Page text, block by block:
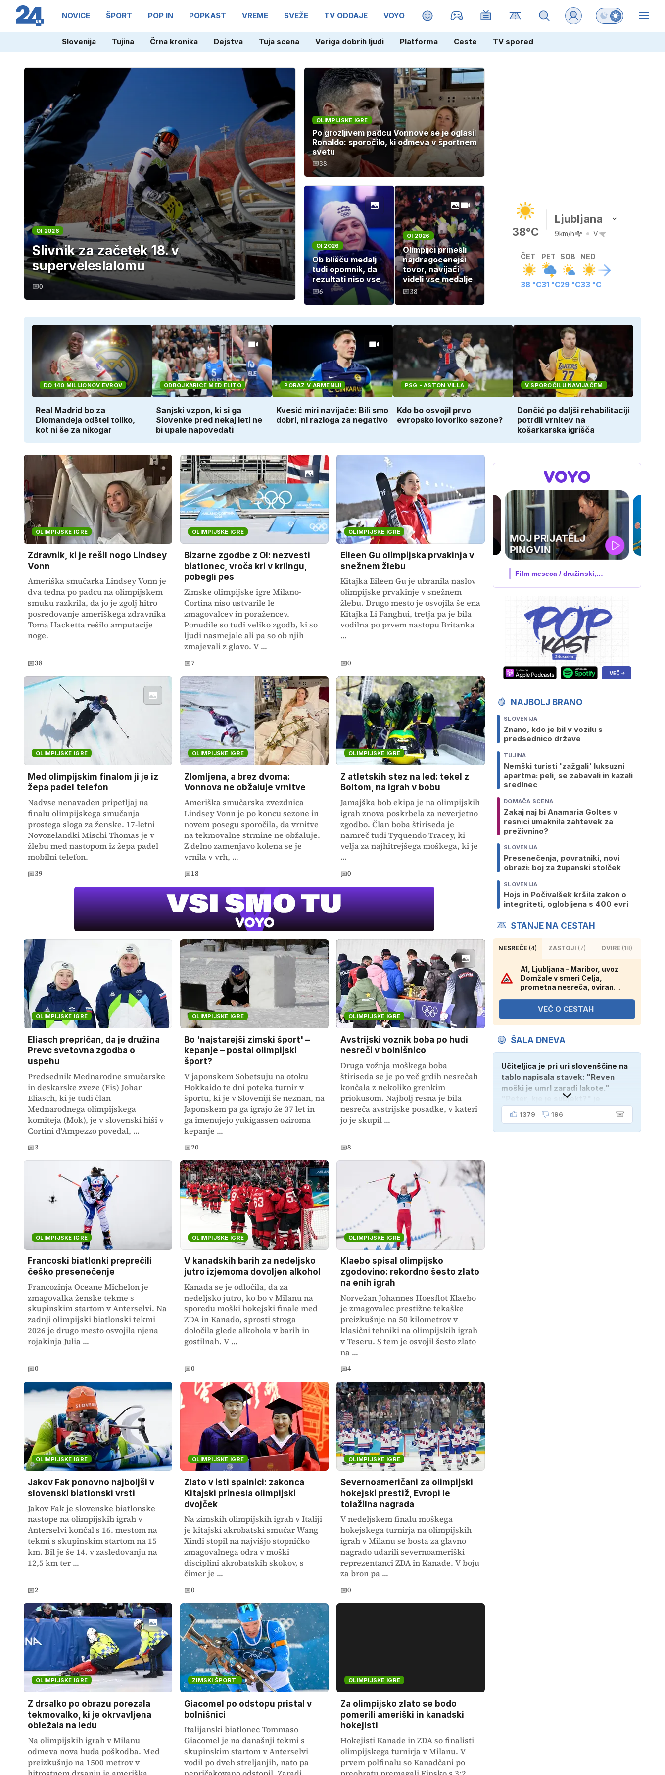
NOVICE ŠPORT POP IN POPKAST VREME SVEŽE TV ODDAJE VOYO MAGAZIN Preklopi barvni
Slovenija Tujina Črna kronika Dejstva Tuja scena Veriga dobrih ljudi Platforma Ceste TV spored
OI 2026
Slivnik za začetek 18. v
superveleslalomu
0
OLIMPIJSKE IGRE
Po grozljivem padcu Vonnove se je oglasil
Ronaldo: sporočilo, ki odmeva v športnem
svetu
38
OI 2026
Ob blišču medalj
tudi opomnik, da
rezultati niso vse
6
OI 2026
Olimpijci prinesli
najdragocenejši
tovor, navijači
videli vse medalje
38
38°C
Ljubljana
9km/h V
ČET
38 °C
PET
31 °C
SOB
29 °C
NED
33 °C
DO 140 MILIJONOV EVROV
Real Madrid bo za
Diomandeja odštel toliko,
kot ni še za nikogar
ODBOJKARICE MED ELITO
Sanjski vzpon, ki si ga
Slovenke pred nekaj leti ne
bi upale napovedati
PORAZ V ARMENIJI
Kvesić miri navijače: Bili smo
dobri, ni razloga za negativo
PSG - ASTON VILLA
Kdo bo osvojil prvo
evropsko lovoriko sezone?
V SPOROČILU NAVIJAČEM
Dončić po daljši rehabilitaciji
potrdil vrnitev na
košarkarska igrišča
OLIMPIJSKE IGRE
Zdravnik, ki je rešil nogo Lindsey
Vonn
Ameriška smučarka Lindsey Vonn je
dva tedna po padcu na olimpijskem
smuku razkrila, da jo je zgolj hitro
posredovanje ameriškega zdravnika
Toma Hacketta rešilo amputacije
noge.
38
OLIMPIJSKE IGRE
Bizarne zgodbe z OI: nezvesti
biatlonec, vroča kri v krlingu,
pobegli pes
Zimske olimpijske igre Milano-
Cortina niso ustvarile le
zmagovalcev in poražencev.
Ponudile so tudi veliko zgodb, ki so
ljudi nasmejale ali pa so ob njih
zmajevali z glavo. V ...
7
OLIMPIJSKE IGRE
Eileen Gu olimpijska prvakinja v
snežnem žlebu
Kitajka Eileen Gu je ubranila naslov
olimpijske prvakinje v snežnem
žlebu. Drugo mesto je osvojila še ena
Kitajka Li Fanghui, tretja pa je bila
vodilna po prvem nastopu Britanka
...
0
OLIMPIJSKE IGRE
Med olimpijskim finalom ji je iz
žepa padel telefon
Nadvse nenavaden pripetljaj na
finalu olimpijskega smučanja
prostega sloga za ženske. 17-letni
Novozelandki Mischi Thomas je v
žlebu med nastopom iz žepa padel
mobilni telefon.
39
OLIMPIJSKE IGRE
Zlomljena, a brez dvoma:
Vonnova ne obžaluje vrnitve
Ameriška smučarska zvezdnica
Lindsey Vonn je po koncu sezone in
novem posegu sporočila, da vrnitve
na tekmovalne strmine ne obžaluje.
Z delno zamenjavo kolena se je
vrnila v vrh, ...
18
OLIMPIJSKE IGRE
Z atletskih stez na led: tekel z
Boltom, na igrah v bobu
Jamajška bob ekipa je na olimpijskih
igrah znova poskrbela za neverjetno
zgodbo. Član boba štiriseda je
namreč tudi Tyquendo Tracey, ki
velja za najhitrejšega moškega, ki je
...
0
OLIMPIJSKE IGRE
Eliasch prepričan, da je družina
Prevc svetovna zgodba o
uspehu
Predsednik Mednarodne smučarske
in deskarske zveze (Fis) Johan
Eliasch, ki je tudi član
Mednarodnega olimpijskega
komiteja (Mok), je v slovenski hiši v
Cortini d'Ampezzo povedal, ...
3
OLIMPIJSKE IGRE
Bo 'najstarejši zimski šport' –
kepanje – postal olimpijski
šport?
V japonskem Sobetsuju na otoku
Hokkaido te dni poteka turnir v
športu, ki je v Sloveniji še neznan, na
Japonskem pa ga igrajo že 37 let in
ga imenujejo yukigassen oziroma
kepanje ...
20
OLIMPIJSKE IGRE
Avstrijski voznik boba po hudi
nesreči v bolnišnico
Druga vožnja moškega boba
štiriseda se je po več grdih nesrečah
končala z nekoliko grenkim
priokusom. Najbolj resna je bila
nesreča avstrijske posadke, v kateri
jo je skupil ...
8
OLIMPIJSKE IGRE
Francoski biatlonki preprečili
češko presenečenje
Francozinja Oceane Michelon je
zmagovalka ženske tekme s
skupinskim startom v Anterselvi. Na
zadnji olimpijski biatlonski tekmi
2026 je drugo mesto osvojila njena
rojakinja Julia ...
0
OLIMPIJSKE IGRE
V kanadskih barih za nedeljsko
jutro izjemoma dovoljen alkohol
Kanada se je odločila, da za
nedeljsko jutro, ko bo v Milanu na
sporedu moški hokejski finale med
ZDA in Kanado, sprosti stroga
določila glede alkohola v barih in
gostilnah. V ...
0
OLIMPIJSKE IGRE
Klaebo spisal olimpijsko
zgodovino: rekordno šesto zlato
na enih igrah
Norvežan Johannes Hoesflot Klaebo
je zmagovalec prestižne tekaške
preizkušnje na 50 kilometrov v
klasični tehniki na olimpijskih igrah
v Teseru. S tem je osvojil šesto zlato
na ...
4
OLIMPIJSKE IGRE
Jakov Fak ponovno najboljši v
slovenski biatlonski vrsti
Jakov Fak je slovenske biatlonske
nastope na olimpijskih igrah v
Anterselvi končal s 16. mestom na
tekmi s skupinskim startom na 15
km. Bil je še 14. v zasledovanju na
12,5 km ter ...
2
OLIMPIJSKE IGRE
Zlato v isti spalnici: zakonca
Kitajski prinesla olimpijski
dvojček
Na zimskih olimpijskih igrah v Italiji
je kitajski akrobatski smučar Wang
Xindi stopil na najvišjo stopničko
zmagovalnega odra v moški
disciplini akrobatskih skokov, s
čimer je ...
0
OLIMPIJSKE IGRE
Severnoameričani za olimpijski
hokejski prestiž, Evropi le
tolažilna nagrada
V nedeljskem finalu moškega
hokejskega turnirja na olimpijskih
igrah v Milanu se bosta za glavno
nagrado udarili severnoameriški
reprezentanci ZDA in Kanade. V boju
za bron pa ...
0
OLIMPIJSKE IGRE
Z drsalko po obrazu porezala
tekmovalko, ki je okrvavljena
obležala na ledu
Na olimpijskih igrah v Milanu
odmeva nova huda poškodba. Med
preizkušnjo na 1500 metrov v
ZIMSKI ŠPORTI
Giacomel po odstopu pristal v
bolnišnici
Italijanski biatlonec Tommaso
Giacomel je na današnji tekmi s
skupinskim startom v Anterselvi
vodil po dveh streljanjih, nato pa
OLIMPIJSKE IGRE
Za olimpijsko zlato se bodo
pomerili ameriški in kanadski
hokejisti
Hokejisti Kanade in ZDA so finalisti
olimpijskega turnirja v Milanu. V
prvem polfinalu so Kanadčani po
IQ 160
Nova hrvaška serija
NAJBOLJ BRANO
SLOVENIJA
Znano, kdo je bil v vozilu s
predsednico države
TUJINA
Nemški turisti 'zažgali' luksuzni
apartma: peli, se zabavali in kazali
sredinec
DOMAČA SCENA
Zakaj naj bi Anamaria Goltes v
resnici umaknila zahtevek za
preživnino?
SLOVENIJA
Presenečenja, povratniki, novi
obrazi: boj za županski stolček
SLOVENIJA
Hojs in Počivalšek kršila zakon o
integriteti, oglobljena s 400 evri
STANJE NA CESTAH
NESREČE (4) ZASTOJI (7) OVIRE (18)
A1, Ljubljana - Maribor, uvoz
Domžale v smeri Celja,
prometna nesreča, oviran
VEČ O CESTAH
ŠALA DNEVA
Učiteljica je pri uri slovenščine na
tablo napisala stavek: "Reven
moški je umrl zaradi lakote."
"Peter, kje je subjekt?" je
vprašala. "Verjetno na
pokopališču!"
1379 196